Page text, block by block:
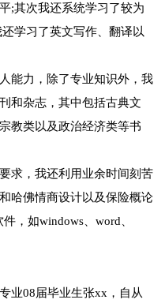
;其次我还系统学习了较为
学习了英文写作、翻译以
能力，除了专业知识外，我
和杂志，其中包括古典文
教类以及政治经济类等书
求，我还利用业余时间刻苦
哈佛情商设计以及保险概论
，如windows、word、
业08届毕业生张xx，自从